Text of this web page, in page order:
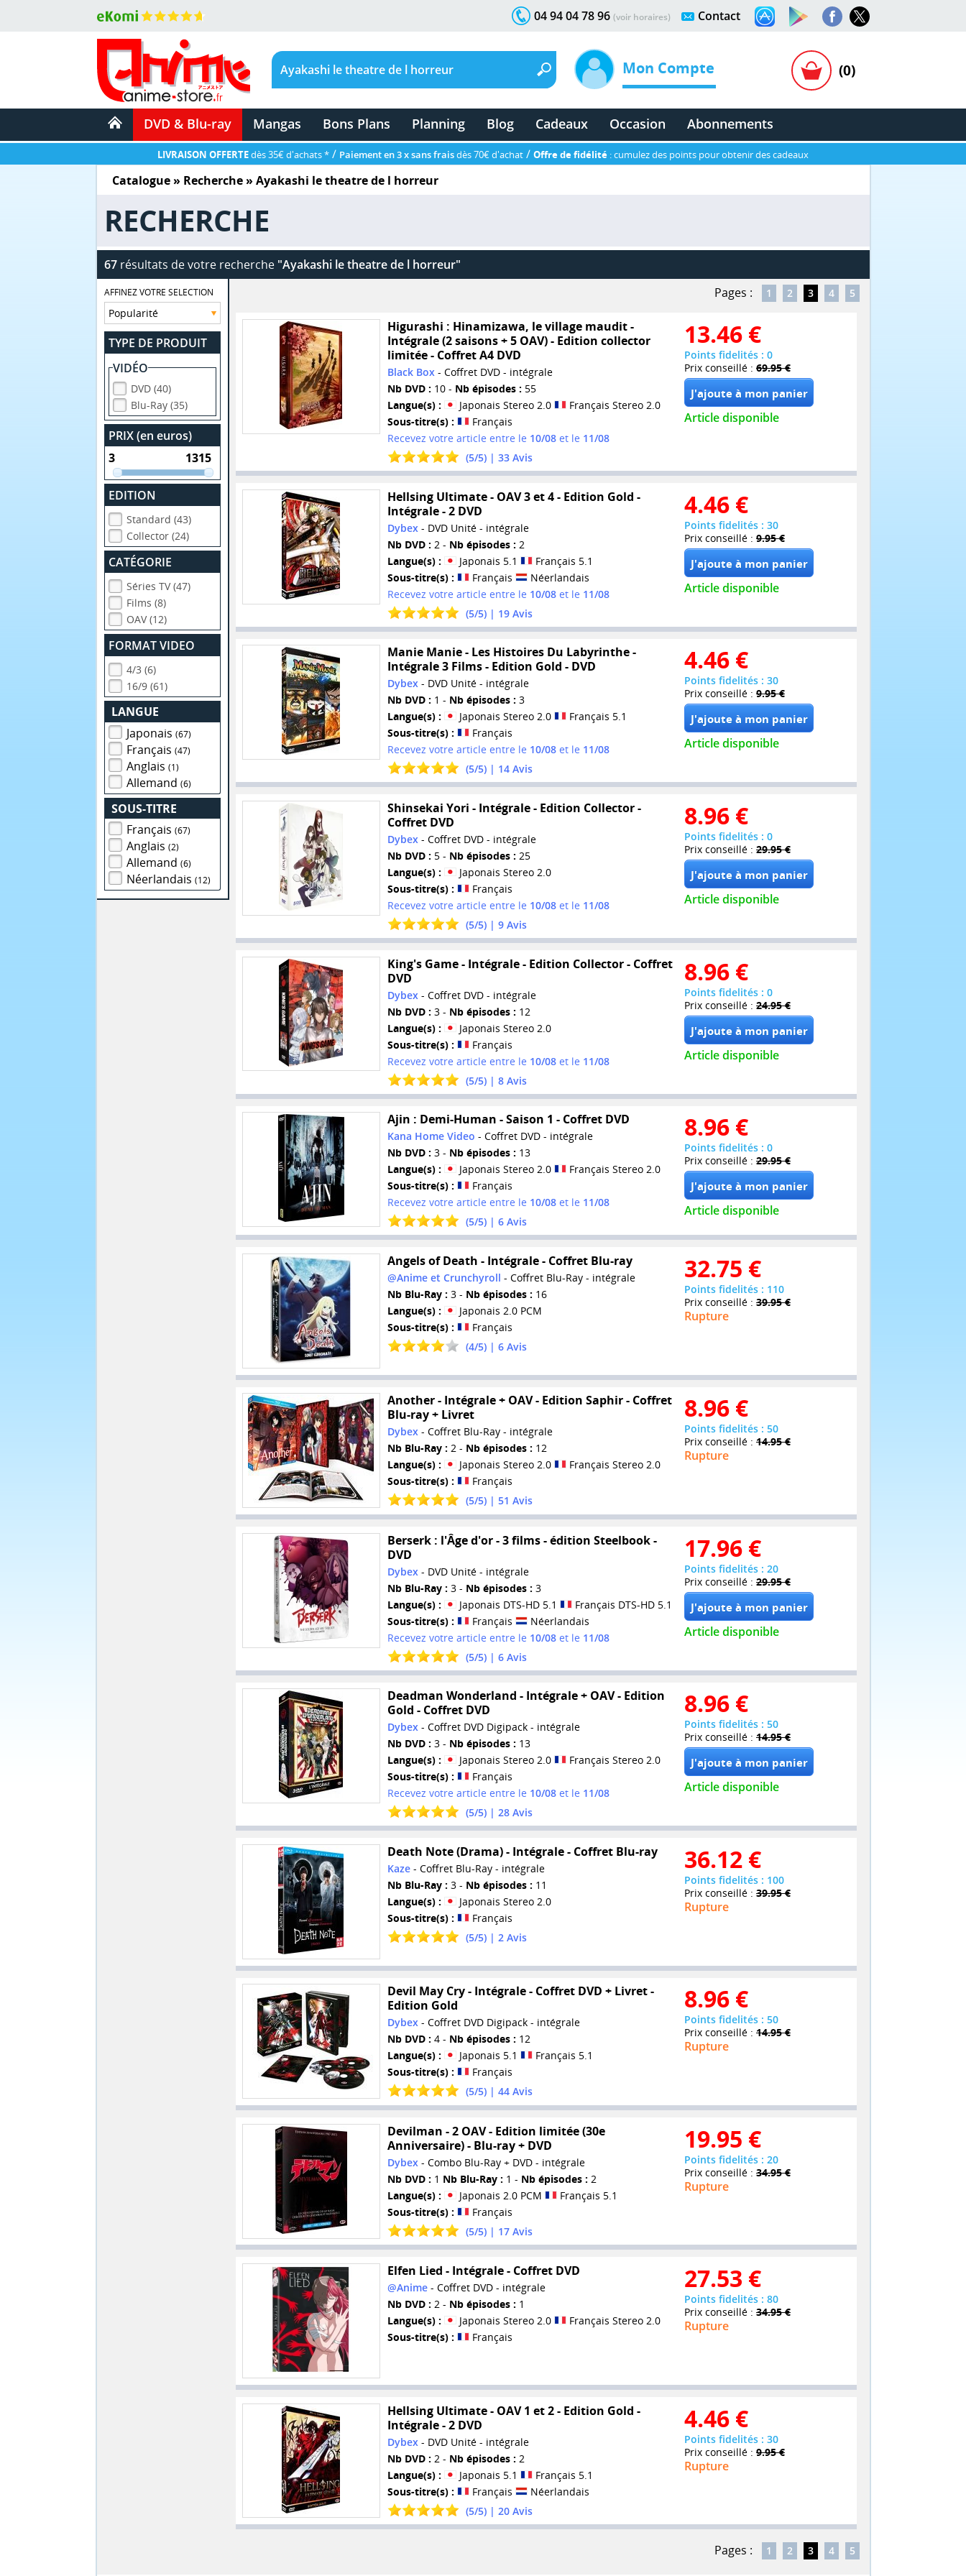
Contact
04 94 04 78 96 (voir horaires)
Mon Compte (0)
DVD & Blu-ray Mangas Bons Plans Planning Blog Cadeaux Occasion Abonnements
LIVRAISON OFFERTEdès 35€ d'achats * / Paiement en 3 x sans fraisdès 70€ d'achat / Offre de fidélité : cumulez des points pour obtenir des cadeaux
Catalogue» Recherche » Ayakashi le theatre de l horreur
RECHERCHE
67résultats de votre recherche "Ayakashi le theatre de l horreur"
AFFINEZ VOTRE SELECTION
TYPE DE PRODUIT
VIDÉO
DVD (40)
Blu-Ray (35)
PRIX (en euros)
EDITION
Standard (43)
Collector (24)
CATÉGORIE
Séries TV (47)
Films (8)
OAV (12)
FORMAT VIDEO
4/3 (6)
16/9 (61)
LANGUE
Japonais(67)
Français(47)
Anglais(1)
Allemand(6)
SOUS-TITRE
Français(67)
Anglais(2)
Allemand(6)
Néerlandais(12)
Pages : 1 2 3 4 5
Higurashi : Hinamizawa, le village maudit -
Intégrale (2 saisons + 5 OAV) - Edition collector
limitée - Coffret A4 DVD
Black Box- Coffret DVD - intégrale
Nb DVD : 10 - Nb épisodes : 55
Langue(s) :
Japonais Stereo 2.0
Français Stereo 2.0
Sous-titre(s) :
Français
Recevez votre article entre le 10/08et le 11/08
(5/5) | 33Avis
13.46 €
Points fidelités : 0
Prix conseillé : 69.95 €
Article disponible
Hellsing Ultimate - OAV 3 et 4 - Edition Gold -
Intégrale - 2 DVD
Dybex- DVD Unité - intégrale
Nb DVD : 2 - Nb épisodes : 2
Langue(s) :
Japonais 5.1
Français 5.1
Sous-titre(s) :
Français
Néerlandais
Recevez votre article entre le 10/08et le 11/08
(5/5) | 19Avis
4.46 €
Points fidelités : 30
Prix conseillé : 9.95 €
Article disponible
Manie Manie - Les Histoires Du Labyrinthe -
Intégrale 3 Films - Edition Gold - DVD
Dybex- DVD Unité - intégrale
Nb DVD : 1 - Nb épisodes : 3
Langue(s) :
Japonais Stereo 2.0
Français 5.1
Sous-titre(s) :
Français
Recevez votre article entre le 10/08et le 11/08
(5/5) | 14Avis
4.46 €
Points fidelités : 30
Prix conseillé : 9.95 €
Article disponible
Shinsekai Yori - Intégrale - Edition Collector -
Coffret DVD
Dybex- Coffret DVD - intégrale
Nb DVD : 5 - Nb épisodes : 25
Langue(s) :
Japonais Stereo 2.0
Sous-titre(s) :
Français
Recevez votre article entre le 10/08et le 11/08
(5/5) | 9Avis
8.96 €
Points fidelités : 0
Prix conseillé : 29.95 €
Article disponible
King's Game - Intégrale - Edition Collector - Coffret
DVD
Dybex - Coffret DVD - intégrale
Nb DVD : 3 - Nb épisodes : 12
Langue(s) :
Japonais Stereo 2.0
Sous-titre(s) :
Français
Recevez votre article entre le 10/08et le 11/08
(5/5) | 8Avis
8.96 €
Points fidelités : 0
Prix conseillé : 24.95 €
Article disponible
Ajin : Demi-Human - Saison 1 - Coffret DVD
Kana Home Video - Coffret DVD - intégrale
Nb DVD : 3 - Nb épisodes : 13
Langue(s) :
Japonais Stereo 2.0
Français Stereo 2.0
Sous-titre(s) :
Français
Recevez votre article entre le 10/08et le 11/08
(5/5) | 6Avis
8.96 €
Points fidelités : 0
Prix conseillé : 29.95 €
Article disponible
Angels of Death - Intégrale - Coffret Blu-ray
@Anime et Crunchyroll - Coffret Blu-Ray - intégrale
Nb Blu-Ray : 3 - Nb épisodes : 16
Langue(s) :
Japonais 2.0 PCM
Sous-titre(s) :
Français
(4/5) | 6Avis
32.75 €
Points fidelités : 110
Prix conseillé : 39.95 €
Rupture
Another - Intégrale + OAV - Edition Saphir - Coffret
Blu-ray + Livret
Dybex- Coffret Blu-Ray - intégrale
Nb Blu-Ray : 2 - Nb épisodes : 12
Langue(s) :
Japonais Stereo 2.0
Français Stereo 2.0
Sous-titre(s) :
Français
(5/5) | 51 Avis
8.96 €
Points fidelités : 50
Prix conseillé : 14.95 €
Rupture
Berserk : l'Âge d'or - 3 films - édition Steelbook -
DVD
Dybex - DVD Unité - intégrale
Nb Blu-Ray : 3 - Nb épisodes : 3
Langue(s) :
Japonais DTS-HD 5.1
Français DTS-HD 5.1
Sous-titre(s) :
Français
Néerlandais
Recevez votre article entre le 10/08et le 11/08
(5/5) | 6Avis
17.96 €
Points fidelités : 20
Prix conseillé : 29.95 €
Article disponible
Deadman Wonderland - Intégrale + OAV - Edition
Gold - Coffret DVD
Dybex- Coffret DVD Digipack - intégrale
Nb DVD : 3 - Nb épisodes : 13
Langue(s) :
Japonais Stereo 2.0
Français Stereo 2.0
Sous-titre(s) :
Français
Recevez votre article entre le 10/08et le 11/08
(5/5) | 28Avis
8.96 €
Points fidelités : 50
Prix conseillé : 14.95 €
Article disponible
Death Note (Drama) - Intégrale - Coffret Blu-ray
Kaze- Coffret Blu-Ray - intégrale
Nb Blu-Ray : 3 - Nb épisodes : 11
Langue(s) :
Japonais Stereo 2.0
Sous-titre(s) :
Français
(5/5) | 2Avis
36.12 €
Points fidelités : 100
Prix conseillé : 39.95 €
Rupture
Devil May Cry - Intégrale - Coffret DVD + Livret -
Edition Gold
Dybex- Coffret DVD Digipack - intégrale
Nb DVD : 4 - Nb épisodes : 12
Langue(s) :
Japonais 5.1
Français 5.1
Sous-titre(s) :
Français
(5/5) | 44Avis
8.96 €
Points fidelités : 50
Prix conseillé : 14.95 €
Rupture
Devilman - 2 OAV - Edition limitée (30e
Anniversaire) - Blu-ray + DVD
Dybex- Combo Blu-Ray + DVD - intégrale
Nb DVD : 1 Nb Blu-Ray : 1 - Nb épisodes : 2
Langue(s) :
Japonais 2.0 PCM
Français 5.1
Sous-titre(s) :
Français
(5/5) | 17Avis
19.95 €
Points fidelités : 20
Prix conseillé : 34.95 €
Rupture
Elfen Lied - Intégrale - Coffret DVD
@Anime- Coffret DVD - intégrale
Nb DVD : 2 - Nb épisodes : 1
Langue(s) :
Japonais Stereo 2.0
Français Stereo 2.0
Sous-titre(s) :
Français
27.53 €
Points fidelités : 80
Prix conseillé : 34.95 €
Rupture
Hellsing Ultimate - OAV 1 et 2 - Edition Gold -
Intégrale - 2 DVD
Dybex - DVD Unité - intégrale
Nb DVD : 2 - Nb épisodes : 2
Langue(s) :
Japonais 5.1
Français 5.1
Sous-titre(s) :
Français
Néerlandais
(5/5) | 20Avis
4.46 €
Points fidelités : 30
Prix conseillé : 9.95 €
Rupture
Pages : 1 2 3 4 5